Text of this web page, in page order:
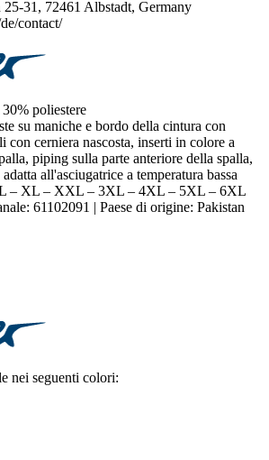
25-31, 72461 Albstadt, Germany
contact/
30% poliestere
su maniche e bordo della cintura con
con cerniera nascosta, inserti in colore a
piping sulla parte anteriore della spalla,
all'asciugatrice a temperatura bassa
– XL – XXL – 3XL – 4XL – 5XL – 6XL
61102091 | Paese di origine: Pakistan
nei seguenti colori: